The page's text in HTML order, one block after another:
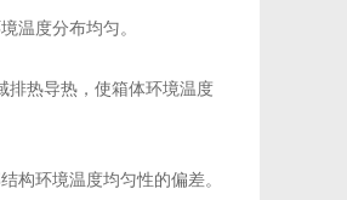
温度分布均匀。
热导热，使箱体环境温度
环境温度均匀性的偏差。